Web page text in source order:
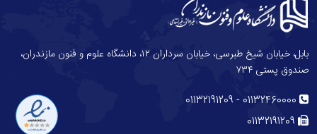
بابل، خیابان شیخ طبرسی، خیابان سرداران ۱۲، دانشگاه علوم و فنون مازندران،
صندوق پستی ۷۳۴
01132460000
-
01132191209
01132191209